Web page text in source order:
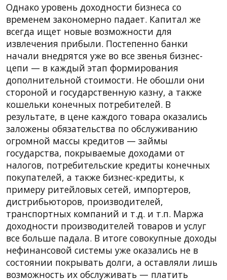
Однако уровень доходности бизнеса со
временем закономерно падает. Капитал же
всегда ищет новые возможности для
извлечения прибыли. Постепенно банки
начали внедрятся уже во все звенья бизнес-
цепи — в каждый этап формирования
дополнительной стоимости. Не обошли они
стороной и государственную казну, а также
кошельки конечных потребителей. В
результате, в цене каждого товара оказались
заложены обязательства по обслуживанию
огромной массы кредитов — займы
государства, покрываемые доходами от
налогов, потребительские кредиты конечных
покупателей, а также бизнес-кредиты, к
примеру ритейловых сетей, импортеров,
дистрибьюторов, производителей,
транспортных компаний и т.д. и т.п. Маржа
доходности производителей товаров и услуг
все больше падала. В итоге совокупные доходы
нефинансовой системы уже оказались не в
состоянии покрывать долги, а оставляли лишь
возможность их обслуживать — платить